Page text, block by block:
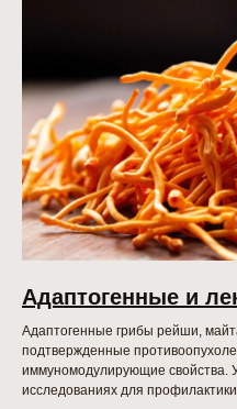
Адаптогенные и
Адаптогенные грибы рейши,
подтвержденные
иммуномодулирующие свойства.
исследованиях для
ОСНОВНАЯ
ИНФОРМАЦИЯ
Оплата и доставка
Сертификаты
Контакты
Блог
Часто